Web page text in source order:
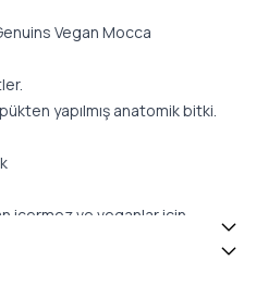
Vegan Mocca
yapılmış anatomik bitki.
içermez ve veganlar için